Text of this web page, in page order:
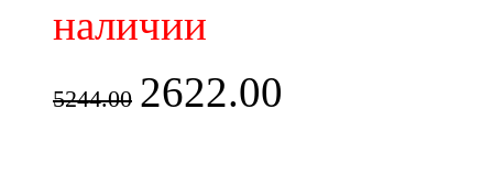
наличии
5244.00 2622.00